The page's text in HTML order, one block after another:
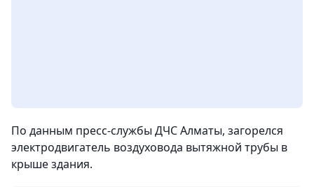
По данным пресс-службы ДЧС Алматы, загорелся
электродвигатель воздуховода вытяжной трубы в
крыше здания.